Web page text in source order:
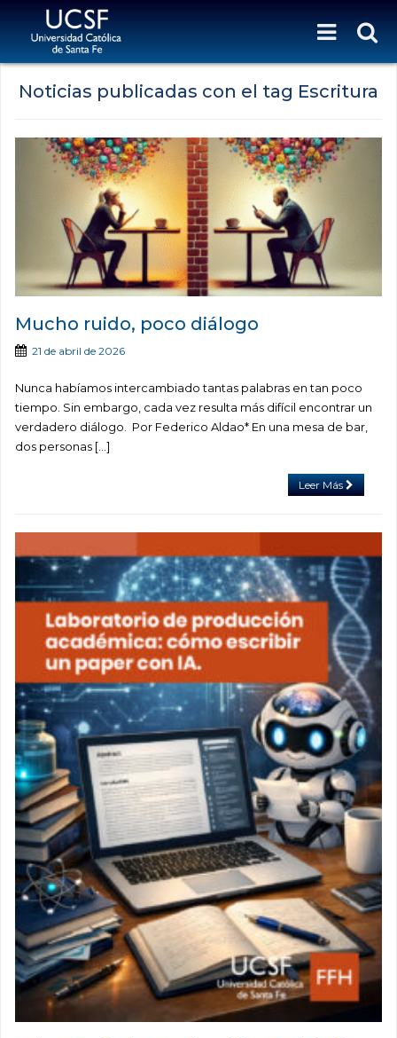
Noticias publicadas con el tag Escritura
Mucho ruido, poco diálogo
21 de abril de 2026
Nunca habíamos intercambiado tantas palabras en tan poco
tiempo. Sin embargo, cada vez resulta más difícil encontrar un
verdadero diálogo. Por Federico Aldao* En una mesa de bar,
dos personas […]
Leer Más